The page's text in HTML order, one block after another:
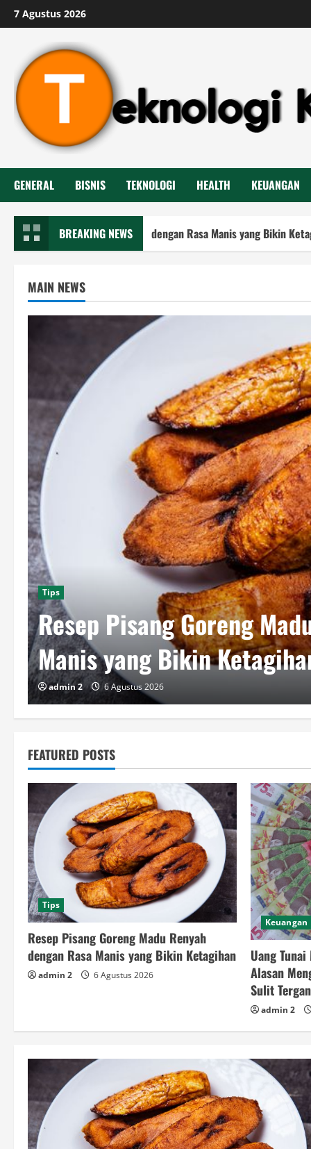
Skip
to
7 Agustus 2026
GENERAL BISNIS TEKNOLOGI HEALTH KEUANGAN
BREAKING NEWS
Madu Renyah dengan Rasa Manis yang Bikin Ketagihan
MAIN NEWS
Keuangan
Uang Tunai Masih
Kehadirannya Tetap Sulit
admin 2 3 Agustus 2026
FEATURED POSTS
Tips
Resep Pisang Goreng Madu Renyah
dengan Rasa Manis yang Bikin Ketagihan
admin 2 6 Agustus 2026
Keuangan
Uang
Alasan
Sulit
admin 2